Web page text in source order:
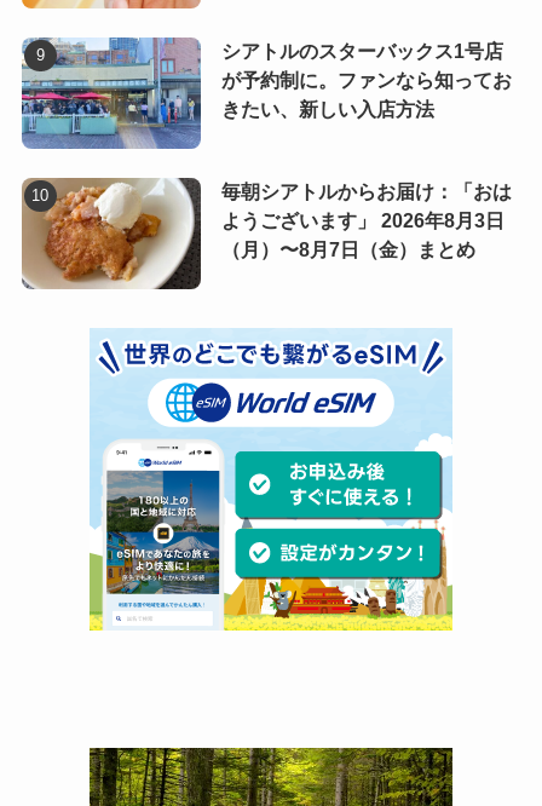
シアトルのスターバックス1号店
が予約制に。ファンなら知ってお
きたい、新しい入店方法
毎朝シアトルからお届け：「おは
ようございます」 2026年8月3日
（月）〜8月7日（金）まとめ